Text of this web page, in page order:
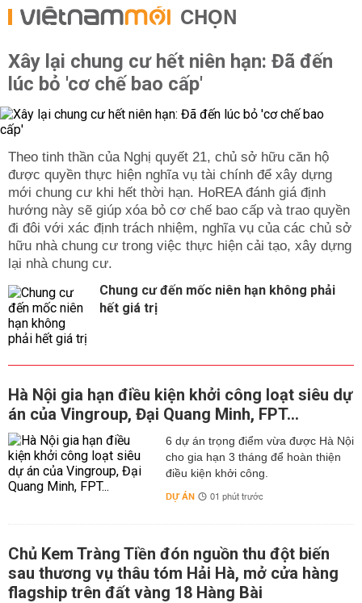
CHỌN
Xây lại chung cư hết niên hạn: Đã đến
lúc bỏ 'cơ chế bao cấp'
Theo tinh thần của Nghị quyết 21, chủ sở hữu căn hộ
được quyền thực hiện nghĩa vụ tài chính để xây dựng
mới chung cư khi hết thời hạn. HoREA đánh giá định
hướng này sẽ giúp xóa bỏ cơ chế bao cấp và trao quyền
đi đôi với xác định trách nhiệm, nghĩa vụ của các chủ sở
hữu nhà chung cư trong việc thực hiện cải tạo, xây dựng
lại nhà chung cư.
Chung cư đến mốc niên hạn không phải
hết giá trị
Hà Nội gia hạn điều kiện khởi công loạt siêu dự
án của Vingroup, Đại Quang Minh, FPT...
6 dự án trọng điểm vừa được Hà Nội
cho gia hạn 3 tháng để hoàn thiện
điều kiện khởi công.
DỰ ÁN 01 phút trước
Chủ Kem Tràng Tiền đón nguồn thu đột biến
sau thương vụ thâu tóm Hải Hà, mở cửa hàng
flagship trên đất vàng 18 Hàng Bài